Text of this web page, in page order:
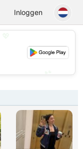
Inloggen